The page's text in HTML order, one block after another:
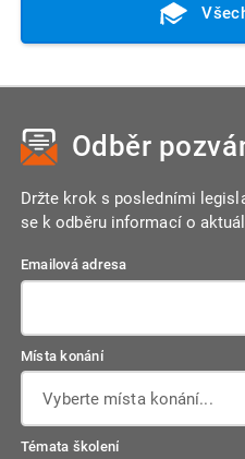
Odběr
Držte krok s posledními
se k odběru informací o
Emailová adresa
Místa konání
Vyberte místa konání...
Témata školení